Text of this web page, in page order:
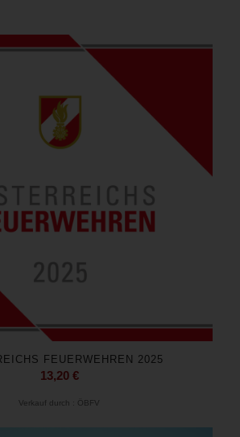
FEUERWEHREN 2025
13,20 €
Verkauf durch : ÖBFV